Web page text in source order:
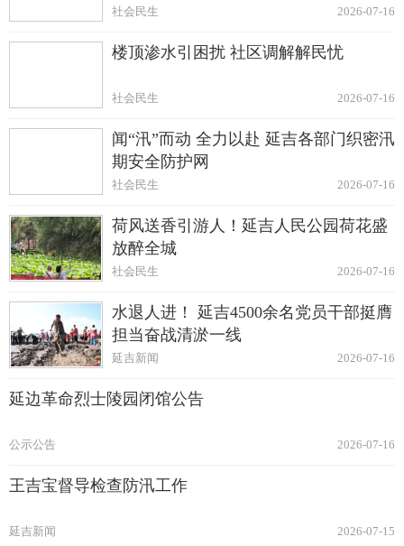
2026-07-16
社会民生
楼顶渗水引困扰 社区调解解民忧
2026-07-16
社会民生
闻“汛”而动 全力以赴 延吉各部门织密汛
期安全防护网
2026-07-16
社会民生
荷风送香引游人！延吉人民公园荷花盛
放醉全城
2026-07-16
社会民生
水退人进！ 延吉4500余名党员干部挺膺
担当奋战清淤一线
2026-07-16
延吉新闻
延边革命烈士陵园闭馆公告
2026-07-16
公示公告
王吉宝督导检查防汛工作
2026-07-15
延吉新闻